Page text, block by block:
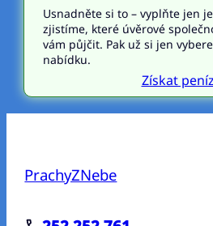
Usnadněte si to – vyplňte jen
zjistíme, které úvěrové
vám půjčit. Pak už si jen
nabídku.
Získat
PrachyZNebe